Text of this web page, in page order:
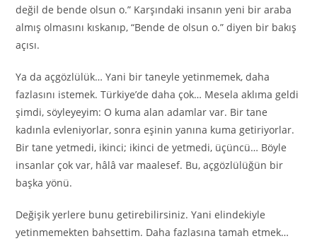
değil de bende olsun o.” Karşındaki insanın yeni bir araba
almış olmasını kıskanıp, “Bende de olsun o.” diyen bir bakış
açısı.
Ya da açgözlülük… Yani bir taneyle yetinmemek, daha
fazlasını istemek. Türkiye’de daha çok… Mesela aklıma geldi
şimdi, söyleyeyim: O kuma alan adamlar var. Bir tane
kadınla evleniyorlar, sonra eşinin yanına kuma getiriyorlar.
Bir tane yetmedi, ikinci; ikinci de yetmedi, üçüncü… Böyle
insanlar çok var, hâlâ var maalesef. Bu, açgözlülüğün bir
başka yönü.
Değişik yerlere bunu getirebilirsiniz. Yani elindekiyle
yetinmemekten bahsettim. Daha fazlasına tamah etmek…